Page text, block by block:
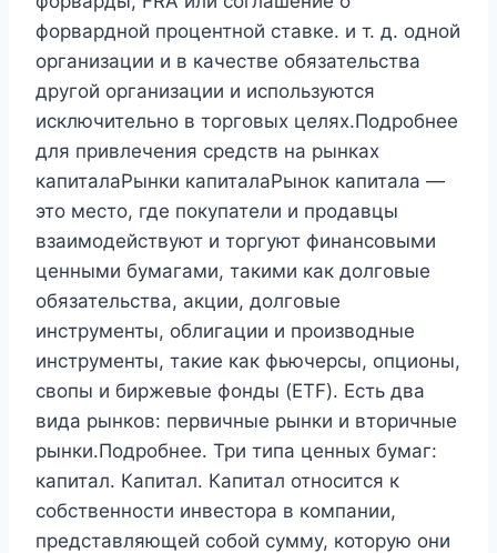
форвардной процентной ставке. и т. д. одной
организации и в качестве обязательства
другой организации и используются
исключительно в торговых целях.Подробнее
для привлечения средств на рынках
капиталаРынки капиталаРынок капитала —
это место, где покупатели и продавцы
взаимодействуют и торгуют финансовыми
ценными бумагами, такими как долговые
обязательства, акции, долговые
инструменты, облигации и производные
инструменты, такие как фьючерсы, опционы,
свопы и биржевые фонды (ETF). Есть два
вида рынков: первичные рынки и вторичные
рынки.Подробнее. Три типа ценных бумаг:
капитал. Капитал. Капитал относится к
собственности инвестора в компании,
представляющей собой сумму, которую они